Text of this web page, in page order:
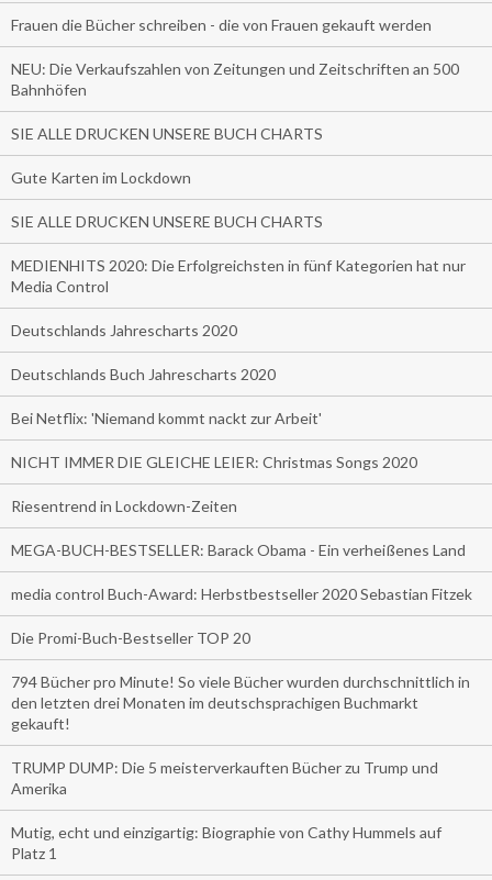
Frauen die Bücher schreiben - die von Frauen gekauft werden
NEU: Die Verkaufszahlen von Zeitungen und Zeitschriften an 500
Bahnhöfen
SIE ALLE DRUCKEN UNSERE BUCH CHARTS
Gute Karten im Lockdown
SIE ALLE DRUCKEN UNSERE BUCH CHARTS
MEDIENHITS 2020: Die Erfolgreichsten in fünf Kategorien hat nur
Media Control
Deutschlands Jahrescharts 2020
Deutschlands Buch Jahrescharts 2020
Bei Netflix: 'Niemand kommt nackt zur Arbeit'
NICHT IMMER DIE GLEICHE LEIER: Christmas Songs 2020
Riesentrend in Lockdown-Zeiten
MEGA-BUCH-BESTSELLER: Barack Obama - Ein verheißenes Land
media control Buch-Award: Herbstbestseller 2020 Sebastian Fitzek
Die Promi-Buch-Bestseller TOP 20
794 Bücher pro Minute! So viele Bücher wurden durchschnittlich in
den letzten drei Monaten im deutschsprachigen Buchmarkt
gekauft!
TRUMP DUMP: Die 5 meisterverkauften Bücher zu Trump und
Amerika
Mutig, echt und einzigartig: Biographie von Cathy Hummels auf
Platz 1